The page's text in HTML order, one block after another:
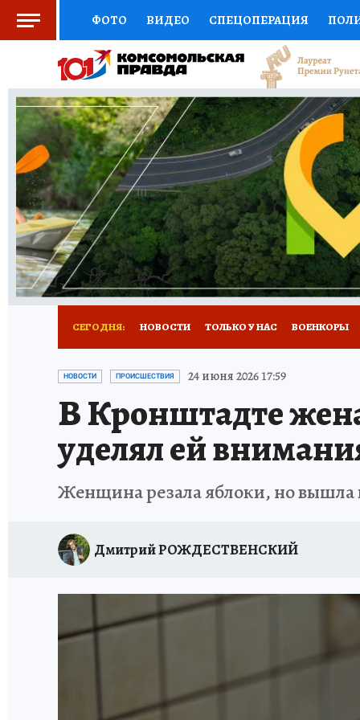
ФОТО ВИДЕО СПЕЦОПЕРАЦИЯ
СОЦПОДДЕРЖКА НАУКА СПОРТ
ВЫБОР ЭКСПЕРТОВ ДОКТОР
КНИЖНАЯ ПОЛКА ПРОГНОЗЫ НА СПОРТ
ПРЕСС-ЦЕНТР НЕДВИЖИМОСТЬ
РАДИО КП РЕКЛАМА ТЕСТЫ НОВОЕ
СЕГОДНЯ: НОВОСТИ ТОЛЬКО У НАС ВОЕНКОРЫ
ПЕТЕРБУРГСКАЯ СТРОЙКА
НОВОСТИ ПРОИСШЕСТВИЯ 24 июня 2026 17:59
В Кронштадте
уделял ей
Женщина резала яблоки, но вышла
Дмитрий РОЖДЕСТВЕНСКИЙ